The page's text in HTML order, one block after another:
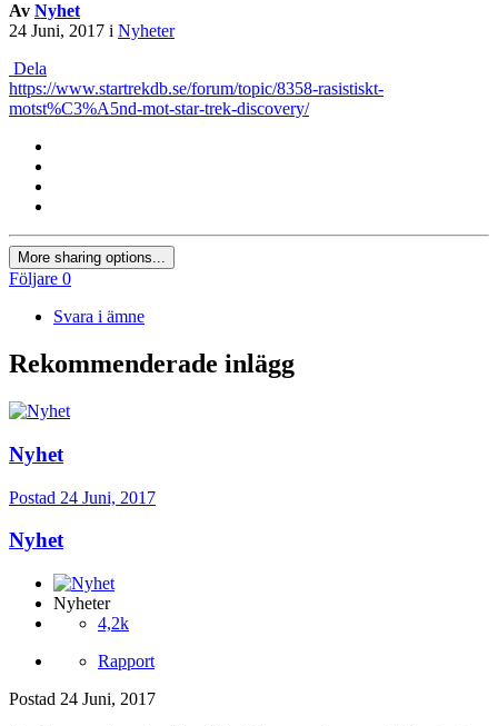
Av Nyhet
24 Juni, 2017 i Nyheter
Dela
https://www.startrekdb.se/forum/topic/8358-rasistiskt-
motst%C3%A5nd-mot-star-trek-discovery/
More sharing options...
Följare 0
Svara i ämne
Rekommenderade inlägg
Nyhet
Postad 24 Juni, 2017
Nyhet
Nyheter
4,2k
Rapport
Postad 24 Juni, 2017